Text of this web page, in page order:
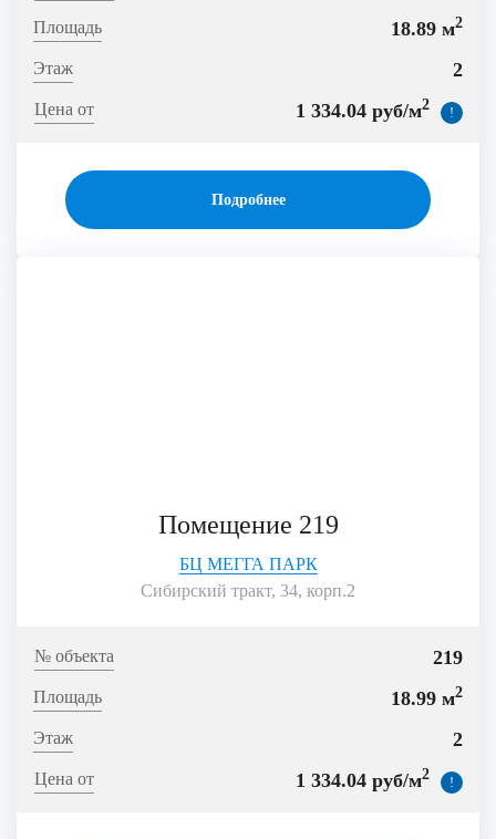
18.89 м2
2
1 334.04 руб/м2 !
Подробнее
Помещение 219
БЦ МЕГГА ПАРК
Сибирский тракт, 34, корп.2
219
18.99 м2
2
1 334.04 руб/м2 !